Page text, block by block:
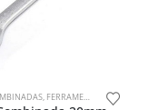
, FERRAMENTAS MANUAIS